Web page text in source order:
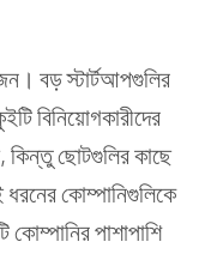
বড় স্টার্টআপগুলির
বিনিয়োগকারীদের
কিন্তু ছোটগুলির কাছে
কোম্পানিগুলিকে
কোম্পানির পাশাপাশি